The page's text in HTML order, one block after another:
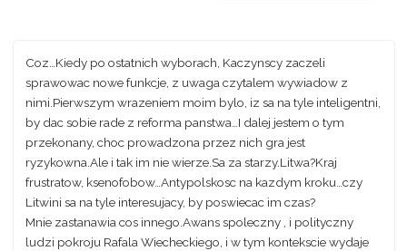
Coz…Kiedy po ostatnich wyborach, Kaczynscy zaczeli
sprawowac nowe funkcje, z uwaga czytalem wywiadow z
nimi.Pierwszym wrazeniem moim bylo, iz sa na tyle inteligentni,
by dac sobie rade z reforma panstwa…I dalej jestem o tym
przekonany, choc prowadzona przez nich gra jest
ryzykowna.Ale i tak im nie wierze.Sa za starzy.Litwa?Kraj
frustratow, ksenofobow…Antypolskosc na kazdym kroku…czy
Litwini sa na tyle interesujacy, by poswiecac im czas?
Mnie zastanawia cos innego.Awans spoleczny , i polityczny
ludzi pokroju Rafala Wiecheckiego, i w tym kontekscie wydaje